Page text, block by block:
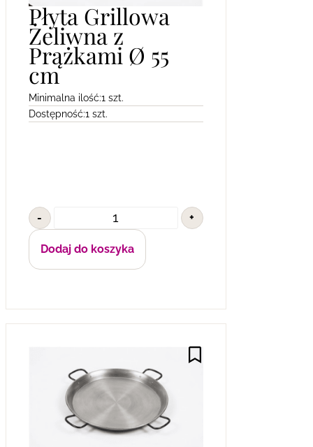
Płyta Grillowa
Żeliwna z
Prążkami Ø 55
cm
Minimalna ilość:1 szt.
Dostępność:1 szt.
- +
Dodaj do koszyka